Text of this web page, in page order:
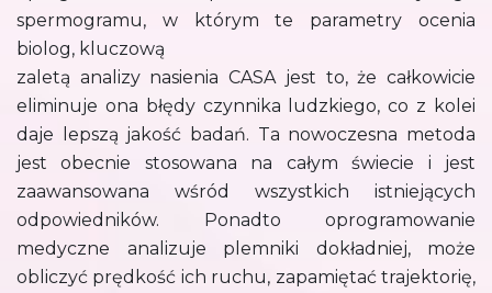
spermogramu, w którym te parametry ocenia
biolog, kluczową
zaletą analizy nasienia CASA jest to, że całkowicie
eliminuje ona błędy czynnika ludzkiego, co z kolei
daje lepszą jakość badań. Ta nowoczesna metoda
jest obecnie stosowana na całym świecie i jest
zaawansowana wśród wszystkich istniejących
odpowiedników. Ponadto oprogramowanie
medyczne analizuje plemniki dokładniej, może
obliczyć prędkość ich ruchu, zapamiętać trajektorię,